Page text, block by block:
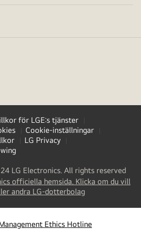
för LGE:s tjänster
Cookie-inställningar
LG Privacy
LG Electronics. All rights reserved
officiella hemsida. Klicka om du vill
andra LG-dotterbolag(
a
new
tab
Ethics Hotline